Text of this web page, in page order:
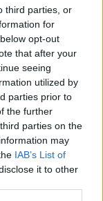
third parties, or
for
opt-out
that after your
seeing
utilized by
parties prior to
the further
parties on the
may
IAB’s List of
it to other
un giorno a
un dogma. Chi
a crescite
soglia
in 2–3